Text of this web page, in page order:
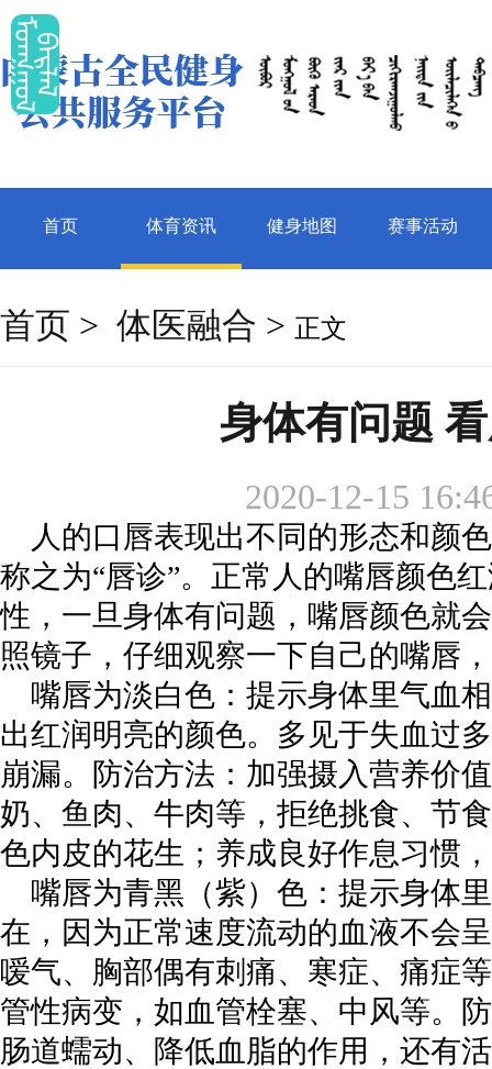
ᠮᠤ
ᠡ
ᠭ
ᠭ
ᠤ
ᠯᠪ
ᠠ
ᠷ
ᠯ
ᠠᠯ
首页 体育资讯 健身地图 赛事活动
首页 > 体医融合 > 正文
身体有问题
2020-12-15
人的口唇表现出不同的形态和颜
称之为“唇诊”。正常人的嘴唇颜色
性，一旦身体有问题，嘴唇颜色就
照镜子，仔细观察一下自己的嘴唇
嘴唇为淡白色：提示身体里气血
出红润明亮的颜色。多见于失血过
崩漏。防治方法：加强摄入营养价
奶、鱼肉、牛肉等，拒绝挑食、节
色内皮的花生；养成良好作息习惯
嘴唇为青黑（紫）色：提示身体
在，因为正常速度流动的血液不会
嗳气、胸部偶有刺痛、寒症、痛症
管性病变，如血管栓塞、中风等。
肠道蠕动、降低血脂的作用，还有